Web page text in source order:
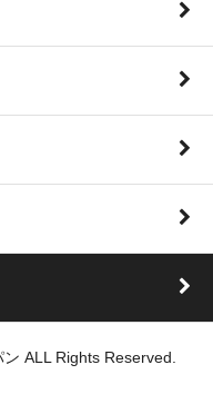
ALL Rights Reserved.